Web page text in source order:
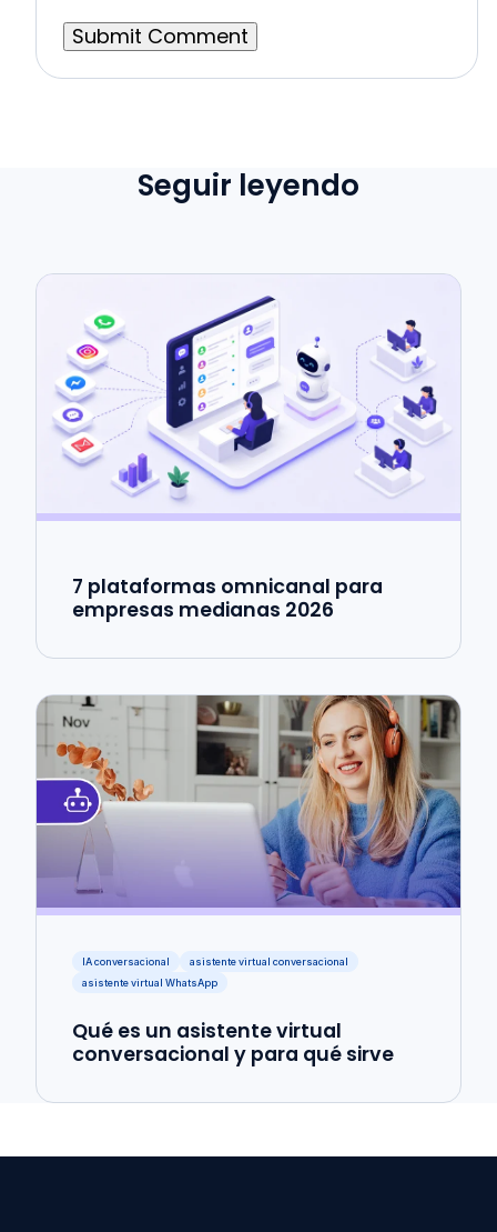
Seguir leyendo
7 plataformas omnicanal para
empresas medianas 2026
IA conversacional
asistente virtual conversacional
asistente virtual WhatsApp
Qué es un asistente virtual
conversacional y para qué sirve